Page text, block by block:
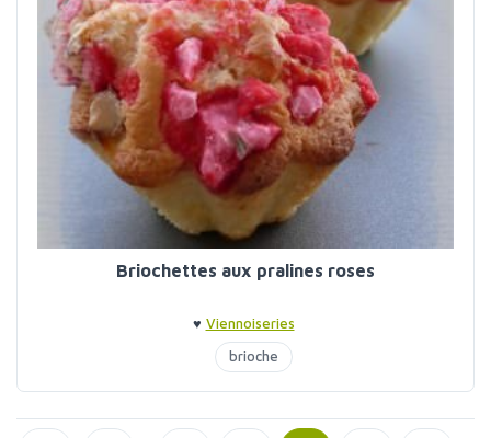
Briochettes aux pralines roses
♥ Viennoiseries
brioche